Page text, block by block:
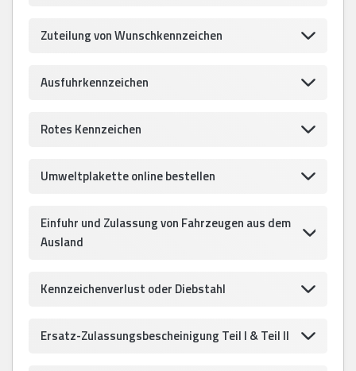
Zuteilung von Wunschkennzeichen
Ausfuhrkennzeichen
Rotes Kennzeichen
Umweltplakette online bestellen
Einfuhr und Zulassung von Fahrzeugen aus dem
Ausland
Kennzeichenverlust oder Diebstahl
Ersatz-Zulassungsbescheinigung Teil I & Teil II